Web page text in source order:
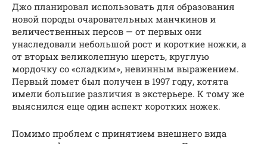
Джо планировал использовать для образования
новой породы очаровательных манчкинов и
величественных персов — от первых они
унаследовали небольшой рост и короткие ножки, а
от вторых великолепную шерсть, круглую
мордочку со «сладким», невинным выражением.
Первый помет был получен в 1997 году, котята
имели большие различия в экстерьере. К тому же
выяснился еще один аспект коротких ножек.
Помимо проблем с принятием внешнего вида